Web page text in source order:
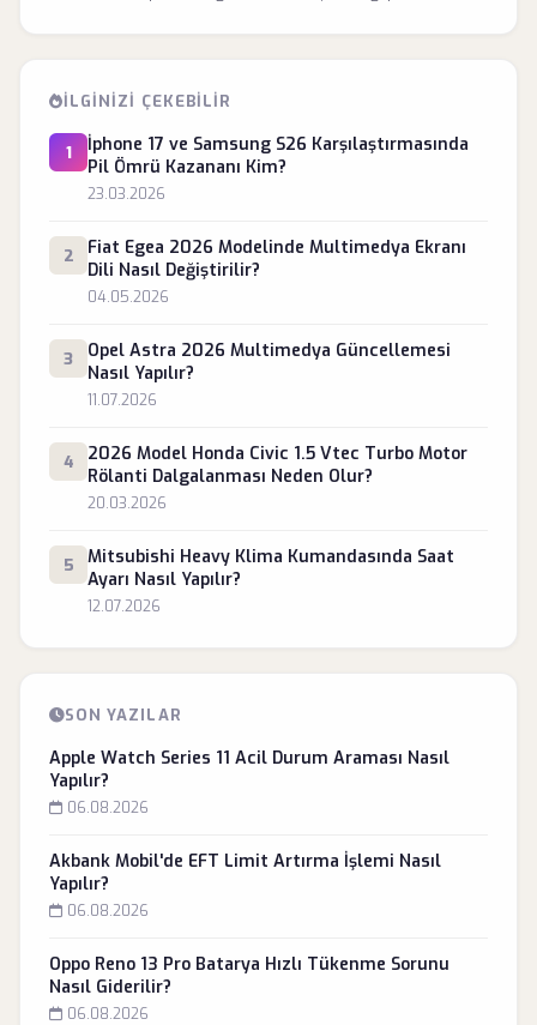
İLGINIZI ÇEKEBILIR
1
İphone 17 ve Samsung S26 Karşılaştırmasında
Pil Ömrü Kazananı Kim?
23.03.2026
2
Fiat Egea 2026 Modelinde Multimedya Ekranı
Dili Nasıl Değiştirilir?
04.05.2026
3
Opel Astra 2026 Multimedya Güncellemesi
Nasıl Yapılır?
11.07.2026
4
2026 Model Honda Civic 1.5 Vtec Turbo Motor
Rölanti Dalgalanması Neden Olur?
20.03.2026
5
Mitsubishi Heavy Klima Kumandasında Saat
Ayarı Nasıl Yapılır?
12.07.2026
SON YAZILAR
Apple Watch Series 11 Acil Durum Araması Nasıl
Yapılır?
06.08.2026
Akbank Mobil'de EFT Limit Artırma İşlemi Nasıl
Yapılır?
06.08.2026
Oppo Reno 13 Pro Batarya Hızlı Tükenme Sorunu
Nasıl Giderilir?
06.08.2026